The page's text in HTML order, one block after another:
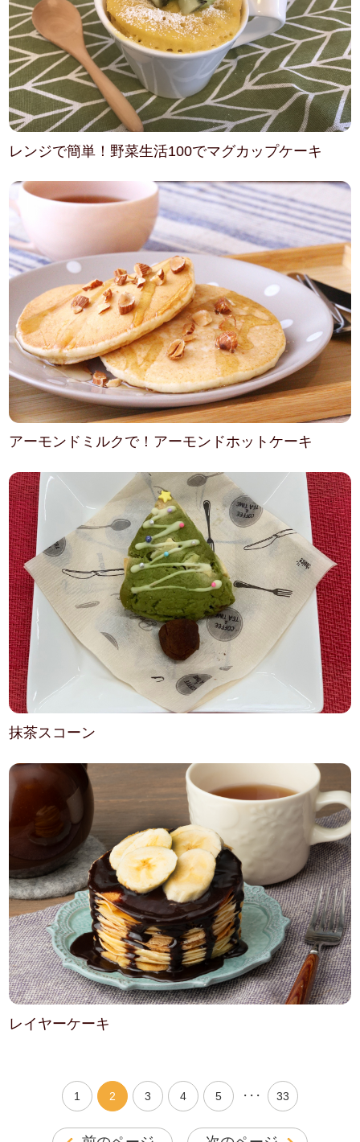
レンジで簡単！野菜生活100でマグカップケーキ
アーモンドミルクで！アーモンドホットケーキ
抹茶スコーン
レイヤーケーキ
1 2 3 4 5 ・・・ 33